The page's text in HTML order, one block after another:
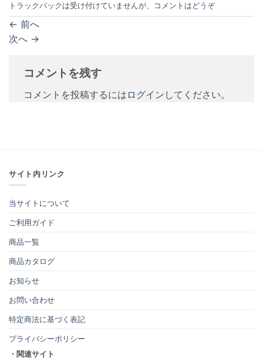
トラックバックは受け付けていませんが、 コメントはどうぞ
← 前へ
次へ →
コメントを残す
コメントを投稿するには ログイン してください。
サイト内リンク
当サイトについて
ご利用ガイド
商品一覧
商品カタログ
お知らせ
お問い合わせ
特定商法に基づく表記
プライバシーポリシー
・関連サイト